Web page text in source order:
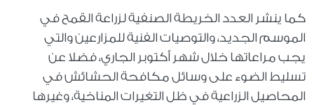
كما ينشر العدد الخريطة الصنفية لزراعة القمح في
الموسم الجديد، والتوصيات الفنية للمزارعين والتي
يجب مراعاتها خلال شهر أكتوبر الجاري، فضلا عن
تسليط الضوء على وسائل مكافحة الحشائش في
المحاصيل الزراعية في ظل التغيرات المناخية، وغيرها